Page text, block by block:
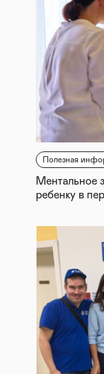
Полезная
Ментальное
ребенку в